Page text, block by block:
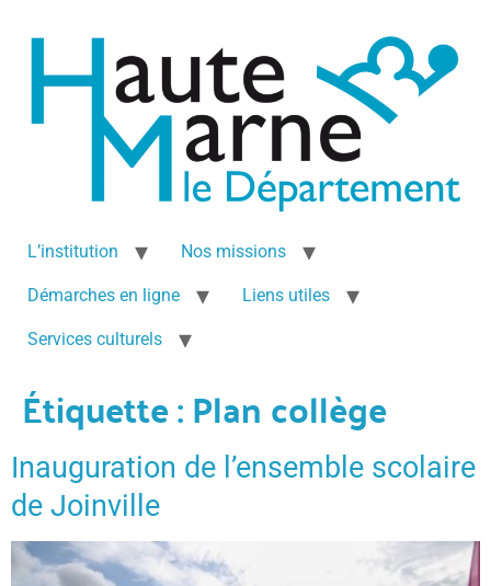
L’institution Nos missions
Démarches en ligne Liens utiles
Services culturels
Étiquette :Plan collège
Inauguration de l’ensemble scolaire
de Joinville